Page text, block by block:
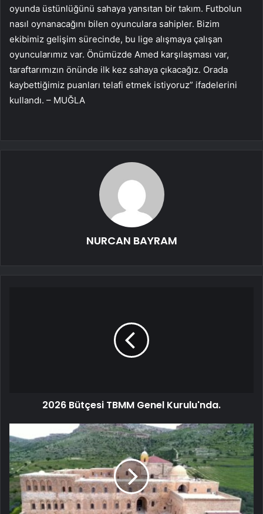
oyunda üstünlüğünü sahaya yansıtan bir takım. Futbolun
nasıl oynanacağını bilen oyunculara sahipler. Bizim
ekibimiz gelişim sürecinde, bu lige alışmaya çalışan
oyuncularımız var. Önümüzde Amed karşılaşması var,
taraftarımızın önünde ilk kez sahaya çıkacağız. Orada
kaybettiğimiz puanları telafi etmek istiyoruz” ifadelerini
kullandı. – MUĞLA
NURCAN BAYRAM
2026 Bütçesi TBMM Genel Kurulu'nda.